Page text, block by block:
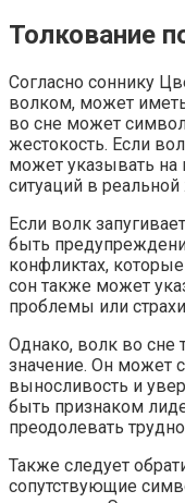
Толкование
Согласно соннику
волком, может
во сне может
жестокость. Если
может указывать на
ситуаций в
Если волк
быть
конфликтах,
сон также может
проблемы или
Однако, волк во сне
значение. Он может
выносливость и
быть признаком
преодолевать
Также следует
сопутствующие